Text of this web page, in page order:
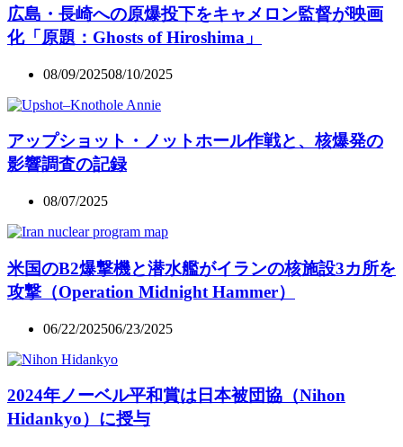
広島・長崎への原爆投下をキャメロン監督が映画
化「原題：Ghosts of Hiroshima」
08/09/202508/10/2025
アップショット・ノットホール作戦と、核爆発の
影響調査の記録
08/07/2025
米国のB2爆撃機と潜水艦がイランの核施設3カ所を
攻撃（Operation Midnight Hammer）
06/22/202506/23/2025
2024年ノーベル平和賞は日本被団協（Nihon
Hidankyo）に授与